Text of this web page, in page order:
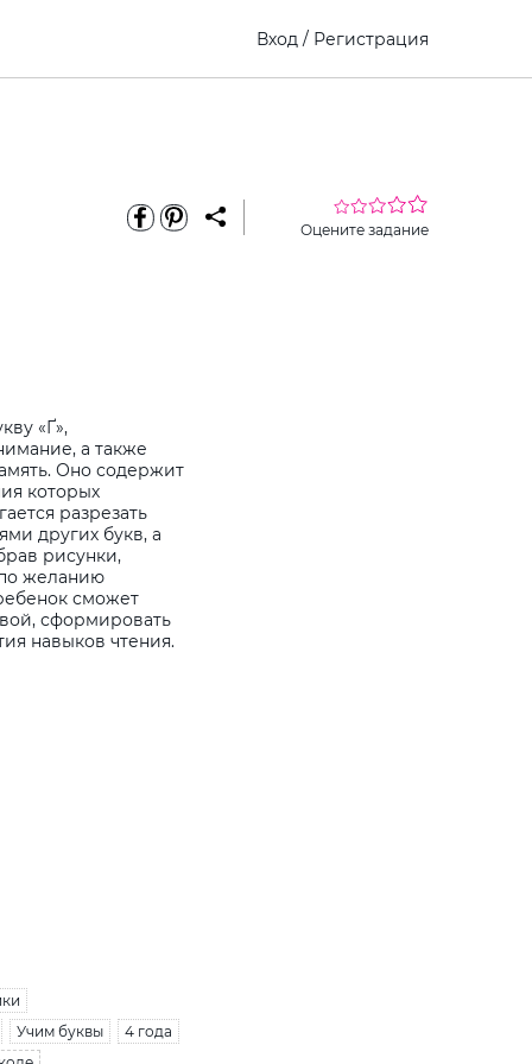
Вход / Регистрация
Оцените задание
«Ґ»,
а также
Оно содержит
которых
разрезать
других букв, а
рисунки,
желанию
сможет
сформировать
навыков чтения.
Учим буквы
4 года